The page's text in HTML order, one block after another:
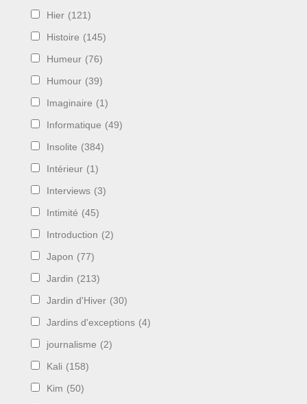
Hier (121)
Histoire (145)
Humeur (76)
Humour (39)
Imaginaire (1)
Informatique (49)
Insolite (384)
Intérieur (1)
Interviews (3)
Intimité (45)
Introduction (2)
Japon (77)
Jardin (213)
Jardin d'Hiver (30)
Jardins d'exceptions (4)
journalisme (2)
Kali (158)
Kim (50)